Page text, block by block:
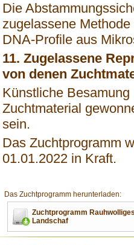
Die
zugelassene
DNA-Profile aus
11. Zugelassene
von denen
Künstliche
Zuchtmaterial
sein.
Das Zuchtprogramm
01.01.2022 in Kraft.
Das Zuchtprogramm herunterladen:
Zuchtprogramm
Landschaf